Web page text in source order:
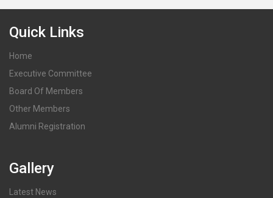
Quick Links
Home
Executive Committee
Board Of Members
Other Members
Alumni Registration
Gallery
Latest News